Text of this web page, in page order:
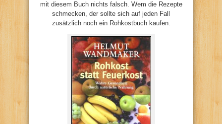
mit diesem Buch nichts falsch. Wem die Rezepte
schmecken, der sollte sich auf jeden Fall
zusätzlich noch ein Rohkostbuch kaufen.